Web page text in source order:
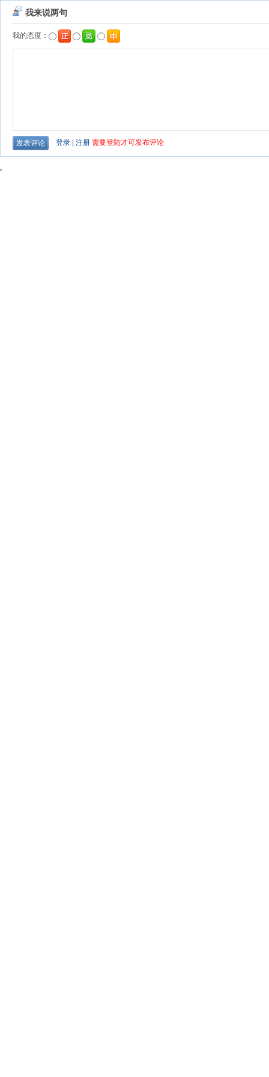
我来说两句
我的态度：
登录 注册 需要登陆才可发布评论